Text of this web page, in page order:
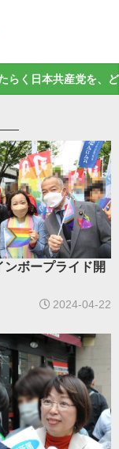
らく日本共産党を、
ンボープライド開
2024-04-22